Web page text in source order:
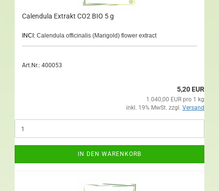
Calendula Extrakt CO2 BIO 5 g
INCI: Calendula officinalis (Marigold) flower extract
Art.Nr.: 400053
5,20 EUR
1.040,00 EUR pro 1 kg
inkl. 19% MwSt. zzgl. Versand
IN DEN WARENKORB